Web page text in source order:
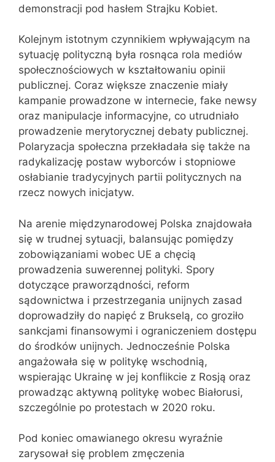
demonstracji pod hasłem Strajku Kobiet.
Kolejnym istotnym czynnikiem wpływającym na
sytuację polityczną była rosnąca rola mediów
społecznościowych w kształtowaniu opinii
publicznej. Coraz większe znaczenie miały
kampanie prowadzone w internecie, fake newsy
oraz manipulacje informacyjne, co utrudniało
prowadzenie merytorycznej debaty publicznej.
Polaryzacja społeczna przekładała się także na
radykalizację postaw wyborców i stopniowe
osłabianie tradycyjnych partii politycznych na
rzecz nowych inicjatyw.
Na arenie międzynarodowej Polska znajdowała
się w trudnej sytuacji, balansując pomiędzy
zobowiązaniami wobec UE a chęcią
prowadzenia suwerennej polityki. Spory
dotyczące praworządności, reform
sądownictwa i przestrzegania unijnych zasad
doprowadziły do napięć z Brukselą, co groziło
sankcjami finansowymi i ograniczeniem dostępu
do środków unijnych. Jednocześnie Polska
angażowała się w politykę wschodnią,
wspierając Ukrainę w jej konflikcie z Rosją oraz
prowadząc aktywną politykę wobec Białorusi,
szczególnie po protestach w 2020 roku.
Pod koniec omawianego okresu wyraźnie
zarysował się problem zmęczenia